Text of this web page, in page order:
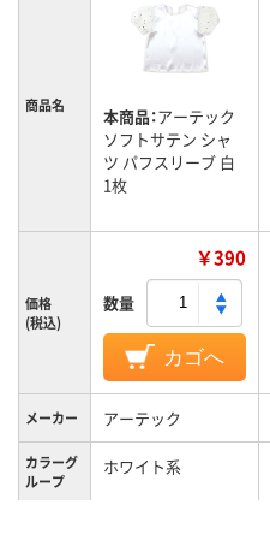
商品名 本商品：アーテック
ソフトサテン シャ
ツ パフスリーブ 白
1枚
価格
(税込)
￥390
数量
カゴへ
メーカー アーテック
カラーグ
ループ
ホワイト系